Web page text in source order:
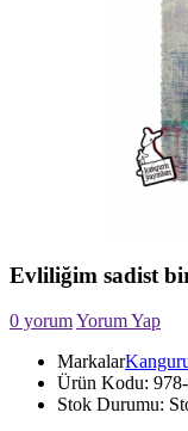
Evliliğim sadist
0 yorumYorum Yap
Markalar
Ürün Kodu:
Stok Durumu: